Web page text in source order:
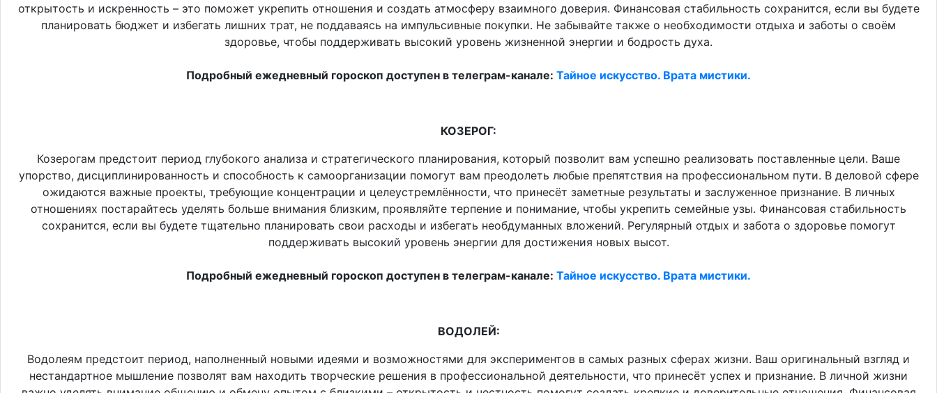
открытость и искренность – это поможет укрепить отношения и создать атмосферу взаимного доверия. Финансовая стабильность сохранится, если вы будете
планировать бюджет и избегать лишних трат, не поддаваясь на импульсивные покупки. Не забывайте также о необходимости отдыха и заботы о своём
здоровье, чтобы поддерживать высокий уровень жизненной энергии и бодрость духа.
Подробный ежедневный гороскоп доступен в телеграм-канале: Тайное искусство. Врата мистики.
КОЗЕРОГ:
Козерогам предстоит период глубокого анализа и стратегического планирования, который позволит вам успешно реализовать поставленные цели. Ваше
упорство, дисциплинированность и способность к самоорганизации помогут вам преодолеть любые препятствия на профессиональном пути. В деловой сфере
ожидаются важные проекты, требующие концентрации и целеустремлённости, что принесёт заметные результаты и заслуженное признание. В личных
отношениях постарайтесь уделять больше внимания близким, проявляйте терпение и понимание, чтобы укрепить семейные узы. Финансовая стабильность
сохранится, если вы будете тщательно планировать свои расходы и избегать необдуманных вложений. Регулярный отдых и забота о здоровье помогут
поддерживать высокий уровень энергии для достижения новых высот.
Подробный ежедневный гороскоп доступен в телеграм-канале: Тайное искусство. Врата мистики.
ВОДОЛЕЙ:
Водолеям предстоит период, наполненный новыми идеями и возможностями для экспериментов в самых разных сферах жизни. Ваш оригинальный взгляд и
нестандартное мышление позволят вам находить творческие решения в профессиональной деятельности, что принесёт успех и признание. В личной жизни